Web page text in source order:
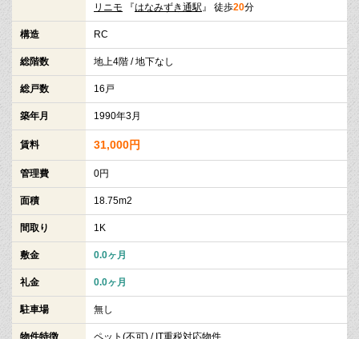
リニモ 『はなみずき通駅 』 徒歩20分
構造 RC
総階数 地上4階 / 地下なし
総戸数 16戸
築年月 1990年3月
賃料 31,000円
管理費 0円
面積 18.75m2
間取り 1K
敷金 0.0ヶ月
礼金 0.0ヶ月
駐車場 無し
物件特徴 ペット(不可) / IT重税対応物件